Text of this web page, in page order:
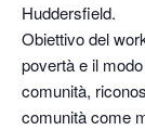
Huddersfield.
Obiettivo del
povertà e il
comunità,
comunità come